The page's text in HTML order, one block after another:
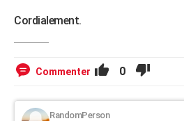
Cordialement.
Commenter 0
RandomPerson